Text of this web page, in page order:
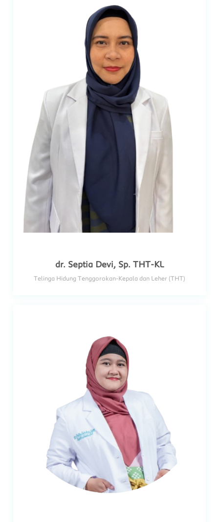
dr. Septia Devi, Sp. THT-KL
Telinga Hidung Tenggorokan-Kepala dan Leher (THT)